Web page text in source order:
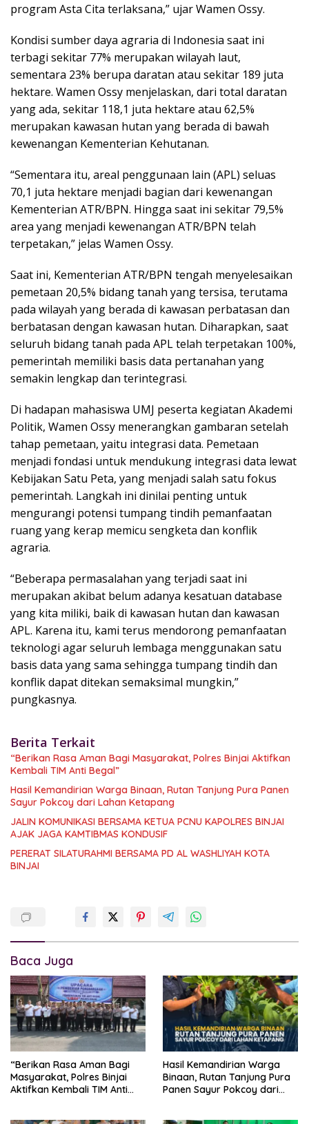
program Asta Cita terlaksana,” ujar Wamen Ossy.
Kondisi sumber daya agraria di Indonesia saat ini
terbagi sekitar 77% merupakan wilayah laut,
sementara 23% berupa daratan atau sekitar 189 juta
hektare. Wamen Ossy menjelaskan, dari total daratan
yang ada, sekitar 118,1 juta hektare atau 62,5%
merupakan kawasan hutan yang berada di bawah
kewenangan Kementerian Kehutanan.
“Sementara itu, areal penggunaan lain (APL) seluas
70,1 juta hektare menjadi bagian dari kewenangan
Kementerian ATR/BPN. Hingga saat ini sekitar 79,5%
area yang menjadi kewenangan ATR/BPN telah
terpetakan,” jelas Wamen Ossy.
Saat ini, Kementerian ATR/BPN tengah menyelesaikan
pemetaan 20,5% bidang tanah yang tersisa, terutama
pada wilayah yang berada di kawasan perbatasan dan
berbatasan dengan kawasan hutan. Diharapkan, saat
seluruh bidang tanah pada APL telah terpetakan 100%,
pemerintah memiliki basis data pertanahan yang
semakin lengkap dan terintegrasi.
Di hadapan mahasiswa UMJ peserta kegiatan Akademi
Politik, Wamen Ossy menerangkan gambaran setelah
tahap pemetaan, yaitu integrasi data. Pemetaan
menjadi fondasi untuk mendukung integrasi data lewat
Kebijakan Satu Peta, yang menjadi salah satu fokus
pemerintah. Langkah ini dinilai penting untuk
mengurangi potensi tumpang tindih pemanfaatan
ruang yang kerap memicu sengketa dan konflik
agraria.
“Beberapa permasalahan yang terjadi saat ini
merupakan akibat belum adanya kesatuan database
yang kita miliki, baik di kawasan hutan dan kawasan
APL. Karena itu, kami terus mendorong pemanfaatan
teknologi agar seluruh lembaga menggunakan satu
basis data yang sama sehingga tumpang tindih dan
konflik dapat ditekan semaksimal mungkin,”
pungkasnya.
Berita Terkait
“Berikan Rasa Aman Bagi Masyarakat, Polres Binjai Aktifkan
Kembali TIM Anti Begal”
Hasil Kemandirian Warga Binaan, Rutan Tanjung Pura Panen
Sayur Pokcoy dari Lahan Ketapang
JALIN KOMUNIKASI BERSAMA KETUA PCNU KAPOLRES BINJAI
AJAK JAGA KAMTIBMAS KONDUSIF
PERERAT SILATURAHMI BERSAMA PD AL WASHLIYAH KOTA
BINJAI
Baca Juga
“Berikan Rasa Aman Bagi
Masyarakat, Polres Binjai
Aktifkan Kembali TIM Anti
Hasil Kemandirian Warga
Binaan, Rutan Tanjung Pura
Panen Sayur Pokcoy dari